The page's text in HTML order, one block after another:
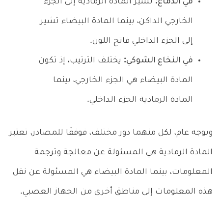
الخارجي الداكن، بينما المادة البيضاء تشير
إلى الجزء الداخلي فاتح اللون.
في النخاع الشوكي: يختلف الترتيب، إذ تكون
المادة البيضاء هي الجزء الخارجي، بينما
المادة الرمادية الجزء الداخلي.
وبوجه عام، لكل منهما دور مختلف، فوفقًا للمصادر، تعتبر
المادة الرمادية هي المسئولة عن معالجة وترجمة
المعلومات، بينما المادة البيضاء هي المسئولة عن نقل
هذه المعلومات إلى مناطق أخرى من الجهاز العصبي.